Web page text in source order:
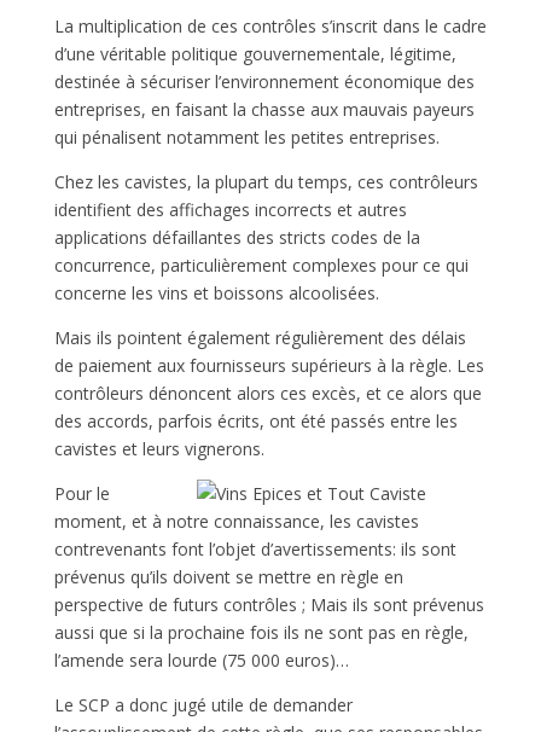
La multiplication de ces contrôles s’inscrit dans le cadre
d’une véritable politique gouvernementale, légitime,
destinée à sécuriser l’environnement économique des
entreprises, en faisant la chasse aux mauvais payeurs
qui pénalisent notamment les petites entreprises.
Chez les cavistes, la plupart du temps, ces contrôleurs
identifient des affichages incorrects et autres
applications défaillantes des stricts codes de la
concurrence, particulièrement complexes pour ce qui
concerne les vins et boissons alcoolisées.
Mais ils pointent également régulièrement des délais
de paiement aux fournisseurs supérieurs à la règle. Les
contrôleurs dénoncent alors ces excès, et ce alors que
des accords, parfois écrits, ont été passés entre les
cavistes et leurs vignerons.
Pour le
moment, et à notre connaissance, les cavistes
contrevenants font l’objet d’avertissements: ils sont
prévenus qu’ils doivent se mettre en règle en
perspective de futurs contrôles ; Mais ils sont prévenus
aussi que si la prochaine fois ils ne sont pas en règle,
l’amende sera lourde (75 000 euros)…
Le SCP a donc jugé utile de demander